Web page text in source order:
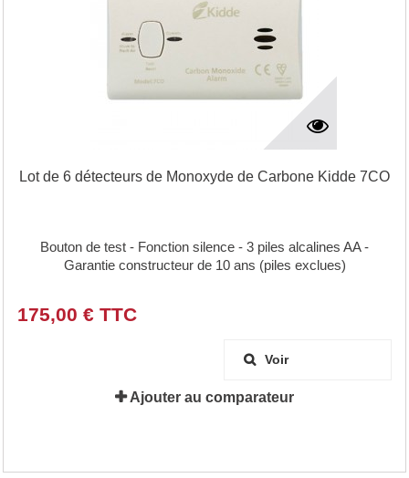
Lot de 6 détecteurs de Monoxyde de Carbone Kidde 7CO
Bouton de test - Fonction silence - 3 piles alcalines AA -
Garantie constructeur de 10 ans (piles exclues)
175,00 € TTC
Voir
Ajouter au comparateur